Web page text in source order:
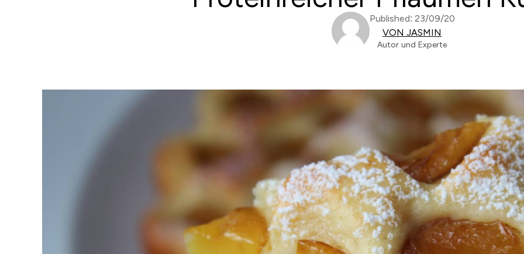
Published: 23/09/20
VON JASMIN
Autor und Experte